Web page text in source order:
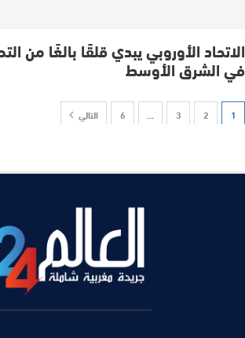
الاتحاد الأوروبي يبدي قلقًا بالغًا من
في الشرق الأوسط
1
2
3
…
6 التالي